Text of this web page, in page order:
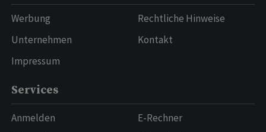
Werbung
Unternehmen
Impressum
Rechtliche Hinweise
Kontakt
Services
Anmelden
E-Rechner